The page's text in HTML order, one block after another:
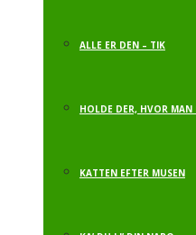
ALLE ER DEN – TIK
HOLDE DER, HVOR
KATTEN EFTER MUSEN